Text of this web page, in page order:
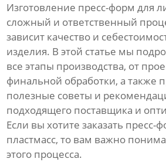
Изготовление пресс-форм для
сложный и ответственный
зависит качество и
изделия. В этой статье мы
все этапы производства, от
финальной обработки, а также
полезные советы и
подходящего поставщика и
Если вы хотите заказать пресс-
пластмасс, то вам важно
этого процесса.